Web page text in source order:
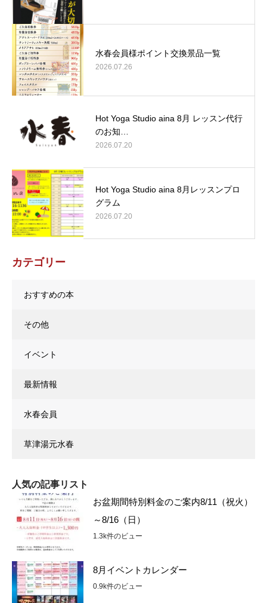
水春会員様ポイント交換景品一覧
2026.07.26
Hot Yoga Studio aina 8月 レッスン代行
のお知…
2026.07.20
Hot Yoga Studio aina 8月レッスンプロ
グラム
2026.07.20
カテゴリー
おすすめの本
その他
イベント
最新情報
水春会員
草津湯元水春
人気の記事リスト
お盆期間特別料金のご案内8/11（祝火）
～8/16（日）
1.3k件のビュー
8月イベントカレンダー
0.9k件のビュー